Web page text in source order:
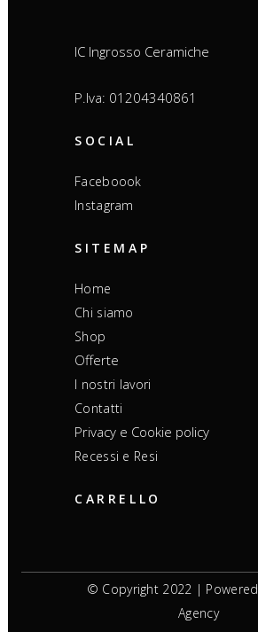
IC Ingrosso Ceramiche
P.Iva: 01204340861
SOCIAL
Faceboook
Instagram
SITEMAP
Home
Chi siamo
Shop
Offerte
I nostri lavori
Contatti
Privacy e Cookie policy
Recessi e Resi
CARRELLO
© Copyright 2022 | Powered
Agency